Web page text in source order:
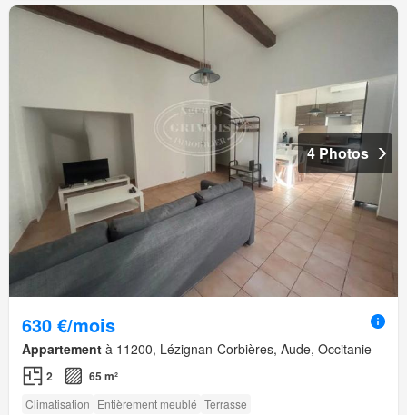
4 Photos
630 €/mois
Appartement à 11200, Lézignan-Corbières, Aude, Occitanie
2 65 m²
Climatisation Entièrement meublé Terrasse